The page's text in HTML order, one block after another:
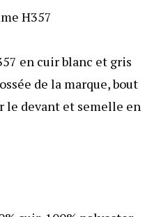
H357
en cuir blanc et gris
de la marque, bout
le devant et semelle en